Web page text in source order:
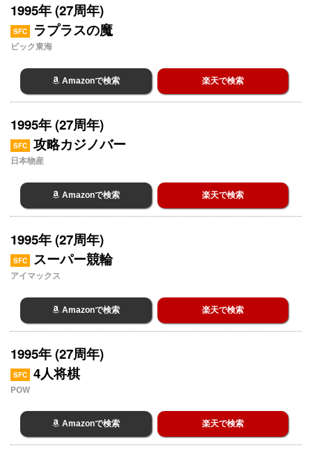
1995年 (27周年)
SFC ラプラスの魔
ビック東海
Amazonで検索 楽天で検索
1995年 (27周年)
SFC 攻略カジノバー
日本物産
Amazonで検索 楽天で検索
1995年 (27周年)
SFC スーパー競輪
アイマックス
Amazonで検索 楽天で検索
1995年 (27周年)
SFC 4人将棋
POW
Amazonで検索 楽天で検索